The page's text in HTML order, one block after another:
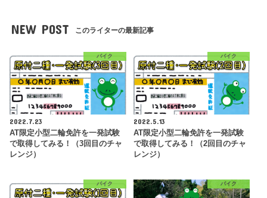
NEW POST このライターの最新記事
バイク
2022.7.23
AT限定小型二輪免許を一発試験
で取得してみる！（3回目のチャ
レンジ）
バイク
2022.5.13
AT限定小型二輪免許を一発試験
で取得してみる！（2回目のチャ
レンジ）
バイク バイク